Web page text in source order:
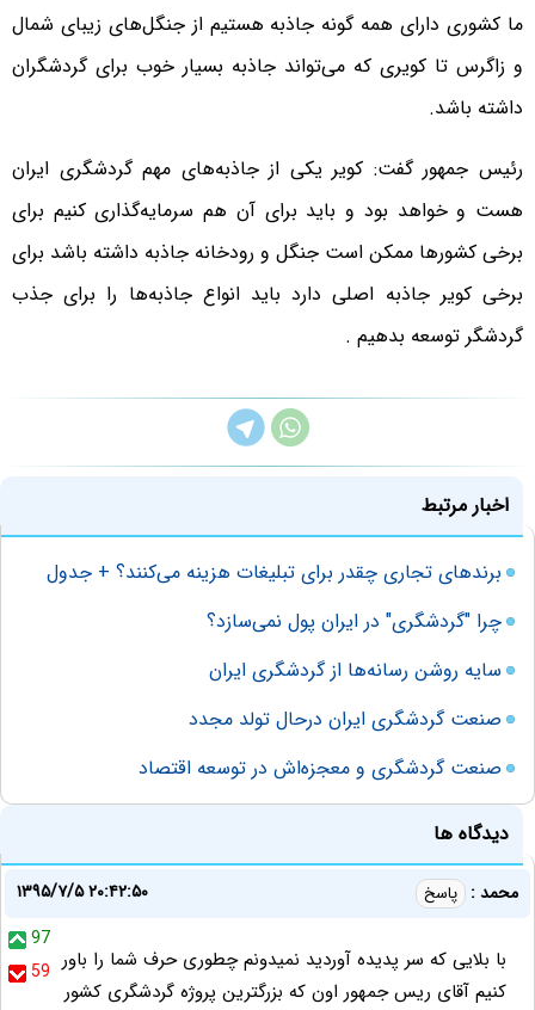
ما کشوری دارای همه گونه جاذبه هستیم از جنگل‌های زیبای شمال
و زاگرس تا کویری که می‌تواند جاذبه بسیار خوب برای گردشگران
داشته باشد.
رئیس جمهور گفت: کویر یکی از جاذبه‌های مهم گردشگری ایران
هست و خواهد بود و باید برای آن هم سرمایه‌گذاری کنیم برای
برخی کشورها ممکن است جنگل و رودخانه جاذبه داشته باشد برای
برخی کویر جاذبه اصلی دارد باید انواع جاذبه‌ها را برای جذب
گردشگر توسعه بدهیم .
اخبار مرتبط
برندهای تجاری چقدر برای تبلیغات هزینه می‌کنند؟ + جدول
چرا "گردشگری" در ایران پول نمی‌سازد؟
سایه روشن رسانه‌ها از گردشگری ایران
صنعت‌ گردشگری‌ ایران‌ درحال‌ تولد مجدد
صنعت گردشگری و معجزه‌اش در توسعه اقتصاد
دیدگاه ها
محمد : پاسخ
۱۳۹۵/۷/۵ ۲۰:۴۲:۵۰
97
59 با بلایی که سر پدیده آوردید نمیدونم چطوری حرف شما را باور
کنیم آقای ریس جمهور اون که بزرگترین پروژه گردشگری کشور